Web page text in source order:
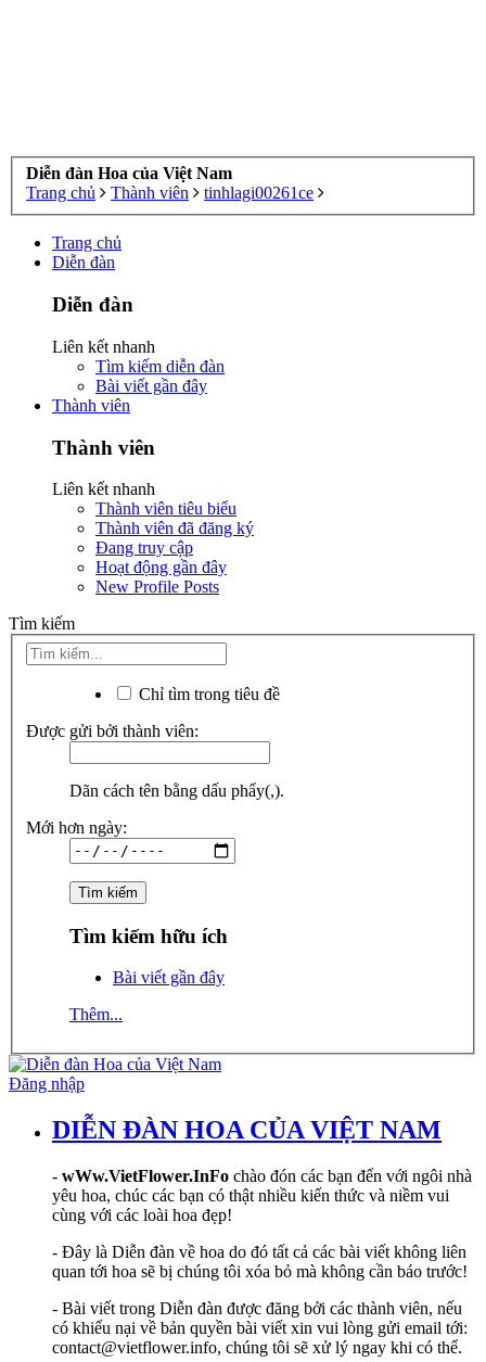
Diễn đàn Hoa của Việt Nam
Trang chủ
Thành viên tinhlagi00261ce
Trang chủ
Diễn đàn
Diễn đàn
Liên kết nhanh
Tìm kiếm diễn đàn
Bài viết gần đây
Thành viên
Thành viên
Liên kết nhanh
Thành viên tiêu biểu
Thành viên đã đăng ký
Đang truy cập
Hoạt động gần đây
New Profile Posts
Tìm kiếm
Chỉ tìm trong tiêu đề
Được gửi bởi thành viên:
Dãn cách tên bằng dấu phẩy(,).
Mới hơn ngày:
Tìm kiếm hữu ích
Bài viết gần đây
Thêm...
Đăng nhập
DIỄN ĐÀN HOA CỦA VIỆT NAM
- wWw.VietFlower.InFo chào đón các bạn đến với ngôi nhà
yêu hoa, chúc các bạn có thật nhiều kiến thức và niềm vui
cùng với các loài hoa đẹp!
- Đây là Diễn đàn về hoa do đó tất cả các bài viết không liên
quan tới hoa sẽ bị chúng tôi xóa bỏ mà không cần báo trước!
- Bài viết trong Diễn đàn được đăng bởi các thành viên, nếu
có khiếu nại về bản quyền bài viết xin vui lòng gửi email tới:
contact@vietflower.info, chúng tôi sẽ xử lý ngay khi có thể.